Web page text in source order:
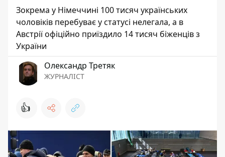
Зокрема у Німеччині 100 тисяч українських
чоловіків перебуває у статусі нелегала, а в
Австрії офіційно приїздило 14 тисяч біженців з
України
Олександр Третяк
ЖУРНАЛІСТ
👍